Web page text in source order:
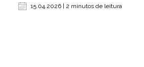
15.04.2026 | 2 minutos de leitura